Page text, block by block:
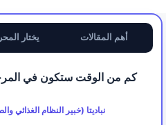
يختار أهم المقالات
كم من الوقت ستكون في
نباديتا (خبير النظام الغذائي